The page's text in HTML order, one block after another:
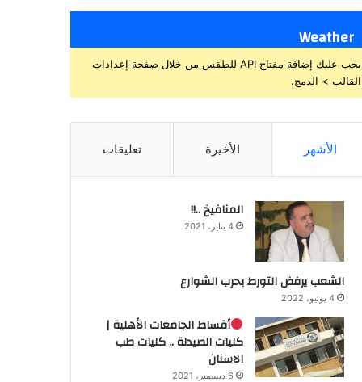
Weather
يجب عليك إضافة مفتاح API للطقس من خلال صفحة إعدادات
القالب > الدمج.
الأشهر الأخيرة تعليقات
المنافيخ ..!!
4 يناير، 2021
الشعب يرفض التورط بحرب الشوارع
4 يونيو، 2022
أقساط الجامعات الأهلية |
كليات الصيدلة .. كليات طب
الاسنان
6 ديسمبر، 2021